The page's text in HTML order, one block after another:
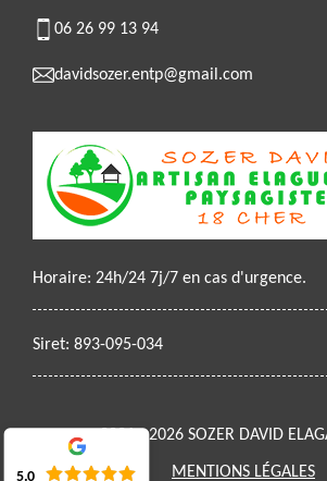
06 26 99 13 94
davidsozer.entp@gmail.com
Horaire: 24h/24 7j/7 en cas d'urgence.
Siret: 893-095-034
2021 - 2026 SOZER DAVID
MENTIONS LÉGALES
5.0